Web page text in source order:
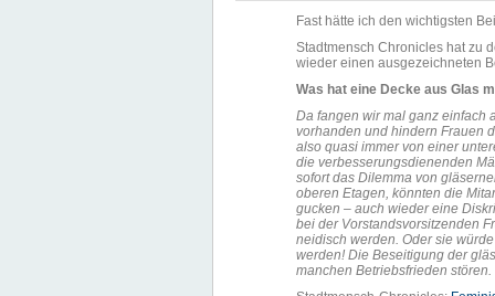
Fast hätte ich den wichtigsten
Stadtmensch Chronicles hat zu
wieder einen ausgezeichneten
Was hat eine Decke aus Glas
Da fangen wir mal ganz einfach
vorhanden und hindern Frauen
also quasi immer von einer
die verbesserungsdienenden
sofort das Dilemma von
oberen Etagen, könnten die
gucken – auch wieder eine
bei der Vorstandsvorsitzenden
neidisch werden. Oder sie
werden! Die Beseitigung der
manchen Betriebsfrieden stören.